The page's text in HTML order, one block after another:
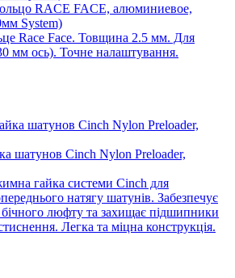
RACE FACE, алюминиевое,
System)
Race Face. Товщина 2.5 мм. Для
мм ось). Точне налаштування.
шатунов Cinch Nylon Preloader,
гайка системи Cinch для
натягу шатунів. Забезпечує
люфту та захищає підшипники
Легка та міцна конструкція.